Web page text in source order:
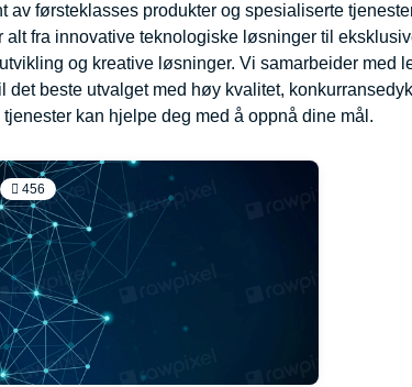
av førsteklasses produkter og spesialiserte
alt fra innovative teknologiske løsninger til
og kreative løsninger. Vi samarbeider med
det beste utvalget med høy kvalitet,
kan hjelpe deg med å oppnå dine mål.
456